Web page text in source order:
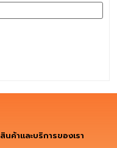
สินค้าและบริการของเรา